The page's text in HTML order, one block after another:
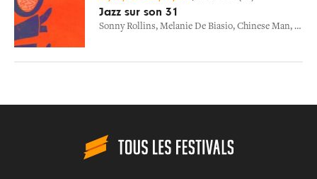
Jazz sur son 31
Sonny Rollins, Melanie De Biasio, Chinese Man,